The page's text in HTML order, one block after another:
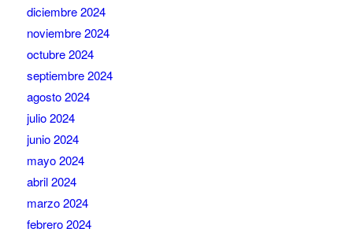
diciembre 2024
noviembre 2024
octubre 2024
septiembre 2024
agosto 2024
julio 2024
junio 2024
mayo 2024
abril 2024
marzo 2024
febrero 2024